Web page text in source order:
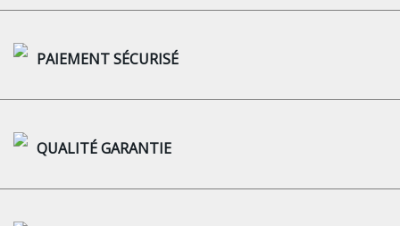
PAIEMENT SÉCURISÉ
QUALITÉ GARANTIE